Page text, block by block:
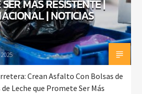
MÁS RESISTENTE |
| NOTICIAS
Crean Asfalto Con Bolsas de
Leche que Promete Ser Más